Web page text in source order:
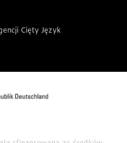
Cięty Język